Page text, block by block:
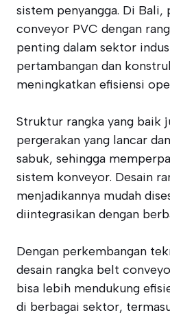
sistem penyangga. Di Bali,
conveyor PVC dengan
penting dalam sektor
pertambangan dan
meningkatkan efisiensi
Struktur rangka yang baik
pergerakan yang lancar
sabuk, sehingga
sistem konveyor. Desain
menjadikannya mudah
diintegrasikan dengan
Dengan perkembangan
desain rangka belt
bisa lebih mendukung
di berbagai sektor,